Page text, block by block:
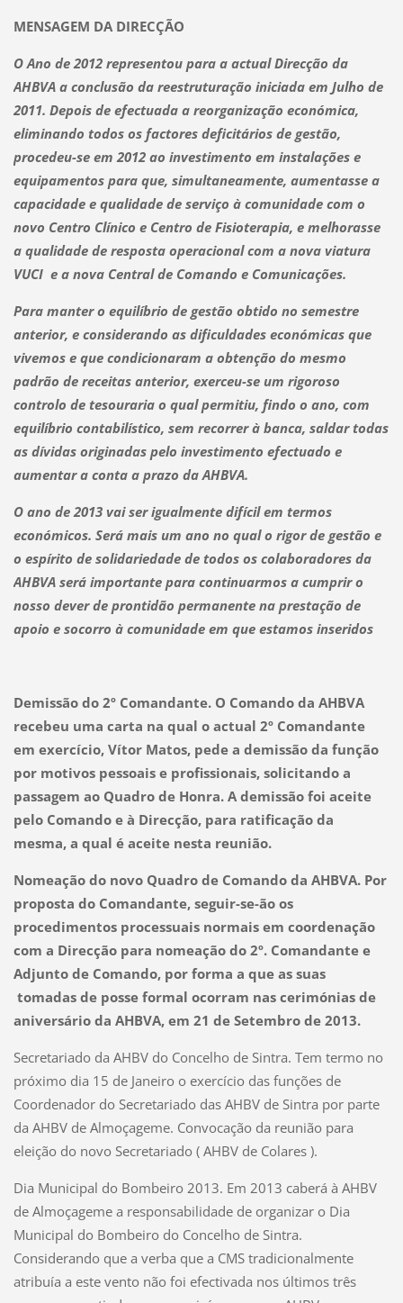
MENSAGEM DA DIRECÇÃO
O Ano de 2012 representou para a actual Direcção da
AHBVA a conclusão da reestruturação iniciada em Julho de
2011. Depois de efectuada a reorganização económica,
eliminando todos os factores deficitários de gestão,
procedeu-se em 2012 ao investimento em instalações e
equipamentos para que, simultaneamente, aumentasse a
capacidade e qualidade de serviço à comunidade com o
novo Centro Clínico e Centro de Fisioterapia, e melhorasse
a qualidade de resposta operacional com a nova viatura
VUCI e a nova Central de Comando e Comunicações.
Para manter o equilíbrio de gestão obtido no semestre
anterior, e considerando as dificuldades económicas que
vivemos e que condicionaram a obtenção do mesmo
padrão de receitas anterior, exerceu-se um rigoroso
controlo de tesouraria o qual permitiu, findo o ano, com
equilíbrio contabilístico, sem recorrer à banca, saldar todas
as dívidas originadas pelo investimento efectuado e
aumentar a conta a prazo da AHBVA.
O ano de 2013 vai ser igualmente difícil em termos
económicos. Será mais um ano no qual o rigor de gestão e
o espírito de solidariedade de todos os colaboradores da
AHBVA será importante para continuarmos a cumprir o
nosso dever de prontidão permanente na prestação de
apoio e socorro à comunidade em que estamos inseridos
Demissão do 2º Comandante. O Comando da AHBVA
recebeu uma carta na qual o actual 2º Comandante
em exercício, Vítor Matos, pede a demissão da função
por motivos pessoais e profissionais, solicitando a
passagem ao Quadro de Honra. A demissão foi aceite
pelo Comando e à Direcção, para ratificação da
mesma, a qual é aceite nesta reunião.
Nomeação do novo Quadro de Comando da AHBVA. Por
proposta do Comandante, seguir-se-ão os
procedimentos processuais normais em coordenação
com a Direcção para nomeação do 2º. Comandante e
Adjunto de Comando, por forma a que as suas
tomadas de posse formal ocorram nas cerimónias de
aniversário da AHBVA, em 21 de Setembro de 2013.
Secretariado da AHBV do Concelho de Sintra. Tem termo no
próximo dia 15 de Janeiro o exercício das funções de
Coordenador do Secretariado das AHBV de Sintra por parte
da AHBV de Almoçageme. Convocação da reunião para
eleição do novo Secretariado ( AHBV de Colares ).
Dia Municipal do Bombeiro 2013. Em 2013 caberá à AHBV
de Almoçageme a responsabilidade de organizar o Dia
Municipal do Bombeiro do Concelho de Sintra.
Considerando que a verba que a CMS tradicionalmente
atribuía a este vento não foi efectivada nos últimos três